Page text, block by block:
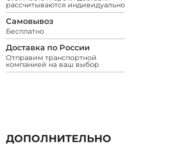
рассчитываются индивидуально
Самовывоз
Бесплатно
Доставка по России
Отправим транспортной
компанией на ваш выбор
ДОПОЛНИТЕЛЬНО